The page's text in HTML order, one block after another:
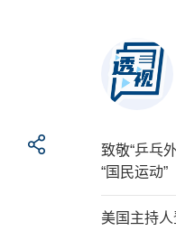
致敬“乒乓
“国民运动”
美国主持